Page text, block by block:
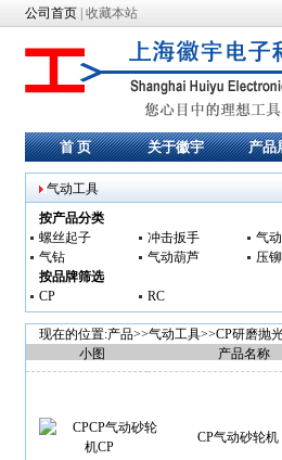
公司首页| 收藏本站
首 页 关于徽宇 产品
气动工具
按产品分类
螺丝起子
冲击扳手 气
气钻
气动葫芦 压
按品牌筛选
CP
RC
现在的位置:产品>>气动工具>>CP研磨抛
小图
产品名称
CP气动砂轮机